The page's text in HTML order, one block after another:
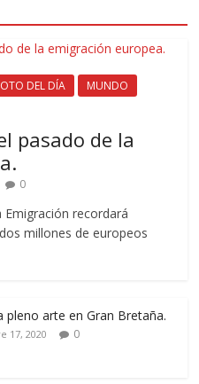
DEL DÍA
MUNDO
pasado de la
0
recordará
millones de europeos
pleno arte en Gran Bretaña.
17, 2020 0